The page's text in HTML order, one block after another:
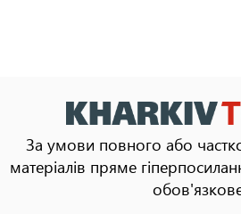
За умови повного або
матеріалів пряме